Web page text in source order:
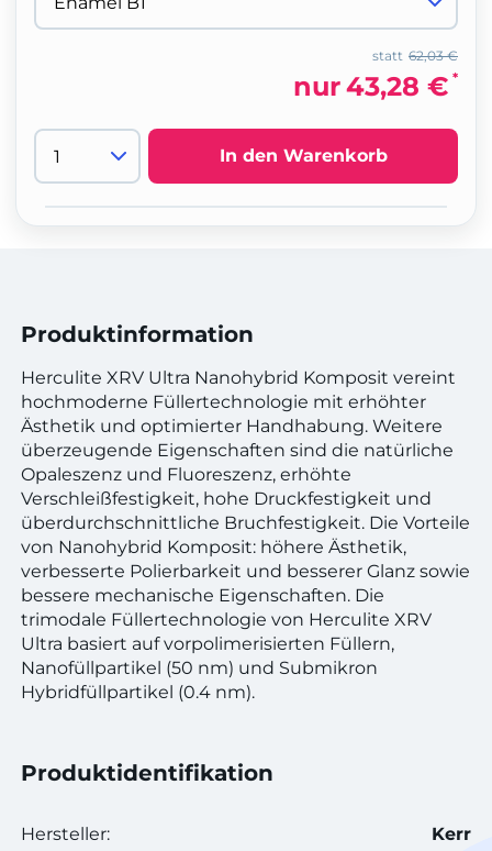
62,03 €
statt
nur43,28 € *
In den Warenkorb
Produktinformation
Herculite XRV Ultra Nanohybrid Komposit vereint
hochmoderne Füllertechnologie mit erhöhter
Ästhetik und optimierter Handhabung. Weitere
überzeugende Eigenschaften sind die natürliche
Opaleszenz und Fluoreszenz, erhöhte
Verschleißfestigkeit, hohe Druckfestigkeit und
überdurchschnittliche Bruchfestigkeit. Die Vorteile
von Nanohybrid Komposit: höhere Ästhetik,
verbesserte Polierbarkeit und besserer Glanz sowie
bessere mechanische Eigenschaften. Die
trimodale Füllertechnologie von Herculite XRV
Ultra basiert auf vorpolimerisierten Füllern,
Nanofüllpartikel (50 nm) und Submikron
Hybridfüllpartikel (0.4 nm).
Produktidentifikation
Hersteller: Kerr